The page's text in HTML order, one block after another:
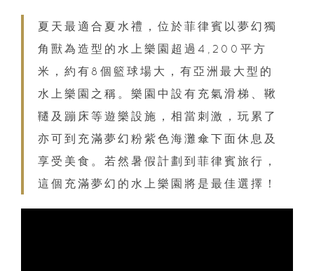
夏天最適合夏水禮，位於菲律賓以夢幻獨
角獸為造型的水上樂園超過4,200平方
米，約有8個籃球場大，有亞洲最大型的
水上樂園之稱。樂園中設有充氣滑梯、鞦
韆及蹦床等遊樂設施，相當刺激，玩累了
亦可到充滿夢幻粉紫色海灘傘下面休息及
享受美食。若然暑假計劃到菲律賓旅行，
這個充滿夢幻的水上樂園將是最佳選擇！